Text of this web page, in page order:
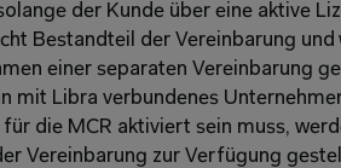
der Kunde über eine aktive
Bestandteil der Vereinbarung
einer separaten Vereinbarung
mit Libra verbundenes
für die MCR aktiviert sein muss,
Vereinbarung zur Verfügung